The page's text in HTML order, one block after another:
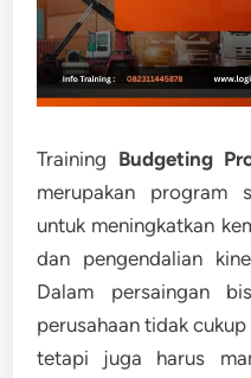
Training Budgeting
merupakan program
untuk meningkatkan
dan pengendalian
Dalam persaingan
perusahaan tidak
tetapi juga harus